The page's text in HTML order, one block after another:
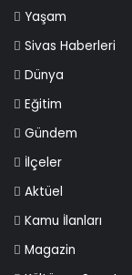
Yaşam
Sivas Haberleri
Dünya
Eğitim
Gündem
İlçeler
Aktüel
Kamu İlanları
Magazin